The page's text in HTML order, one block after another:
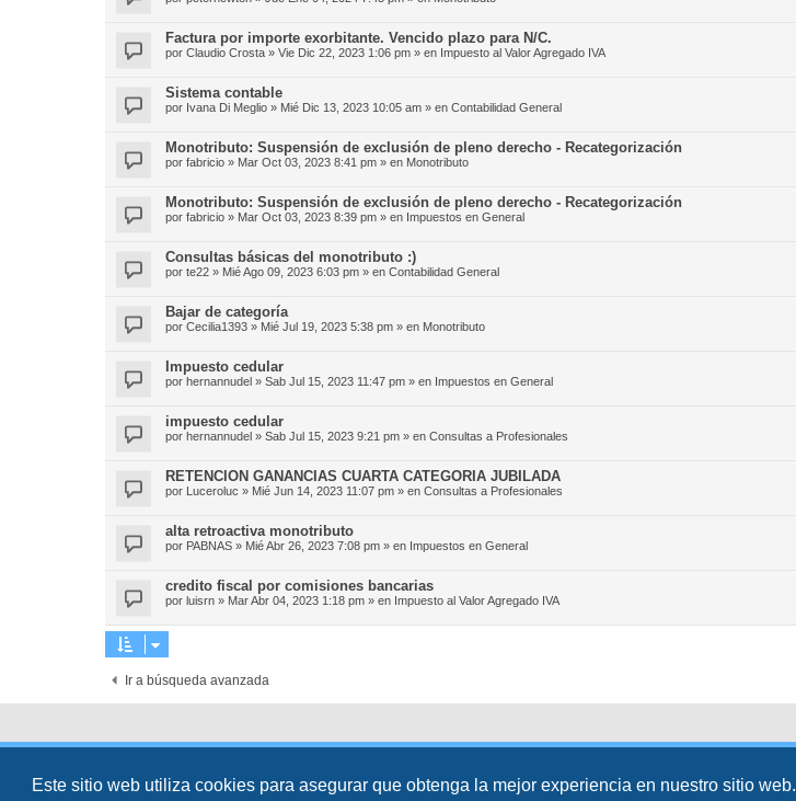
Este sitio web utiliza cookies para asegurar que obtenga la mejor experiencia en nuestro sitio web.
Factura por importe exorbitante. Vencido plazo para N/C.
por Claudio Crosta » Vie Dic 22, 2023 1:06 pm » en Impuesto al Valor Agregado IVA
Sistema contable
por Ivana Di Meglio » Mié Dic 13, 2023 10:05 am » en Contabilidad General
Monotributo: Suspensión de exclusión de pleno derecho - Recategorización
por fabricio » Mar Oct 03, 2023 8:41 pm » en Monotributo
Monotributo: Suspensión de exclusión de pleno derecho - Recategorización
por fabricio » Mar Oct 03, 2023 8:39 pm » en Impuestos en General
Consultas básicas del monotributo :)
por te22 » Mié Ago 09, 2023 6:03 pm » en Contabilidad General
Bajar de categoría
por Cecilia1393 » Mié Jul 19, 2023 5:38 pm » en Monotributo
Impuesto cedular
por hernannudel » Sab Jul 15, 2023 11:47 pm » en Impuestos en General
impuesto cedular
por hernannudel » Sab Jul 15, 2023 9:21 pm » en Consultas a Profesionales
RETENCION GANANCIAS CUARTA CATEGORIA JUBILADA
por Luceroluc » Mié Jun 14, 2023 11:07 pm » en Consultas a Profesionales
alta retroactiva monotributo
por PABNAS » Mié Abr 26, 2023 7:08 pm » en Impuestos en General
credito fiscal por comisiones bancarias
por luisrn » Mar Abr 04, 2023 1:18 pm » en Impuesto al Valor Agregado IVA
Ir a búsqueda avanzada
Director:Dr. Sztarkman- Diseñado por ©Abogados Argentinos2025